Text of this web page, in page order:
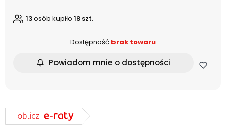
13osób kupiło 18 szt.
Dostępność:brak towaru
Powiadom mnie o dostępności